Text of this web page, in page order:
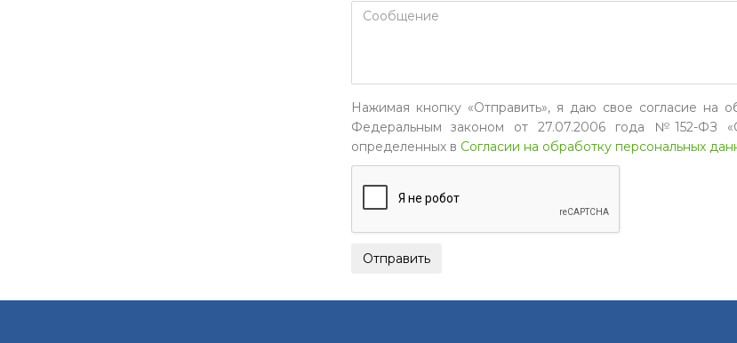
Нажимая кнопку «Отправить», я даю свое согласие на
Федеральным законом от 27.07.2006 года №152-ФЗ
определенных в Согласии на обработку персональных